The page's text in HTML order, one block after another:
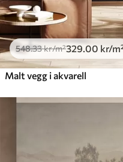
925.00 .00 /m²
548.33kr/m²329 .00 kr/
Malt vegg i akvarell